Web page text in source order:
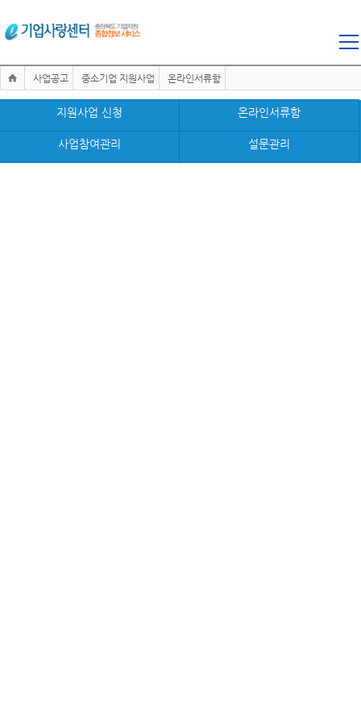
사업공고 중소기업 지원사업 온라인서류함
지원사업 신청 온라인서류함
사업참여관리 설문관리